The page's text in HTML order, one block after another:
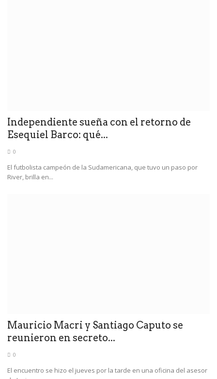
Independiente sueña con el retorno de
Esequiel Barco: qué...
0
El futbolista campeón de la Sudamericana, que tuvo un paso por
River, brilla en...
Mauricio Macri y Santiago Caputo se
reunieron en secreto...
0
El encuentro se hizo el jueves por la tarde en una oficina del asesor